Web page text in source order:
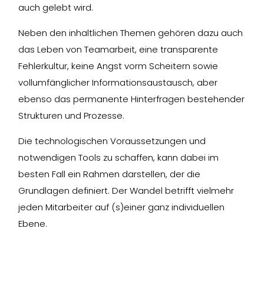
auch gelebt wird.
Neben den inhaltlichen Themen gehören dazu auch
das Leben von Teamarbeit, eine transparente
Fehlerkultur, keine Angst vorm Scheitern sowie
vollumfänglicher Informationsaustausch, aber
ebenso das permanente Hinterfragen bestehender
Strukturen und Prozesse.
Die technologischen Voraussetzungen und
notwendigen Tools zu schaffen, kann dabei im
besten Fall ein Rahmen darstellen, der die
Grundlagen definiert. Der Wandel betrifft vielmehr
jeden Mitarbeiter auf (s)einer ganz individuellen
Ebene.